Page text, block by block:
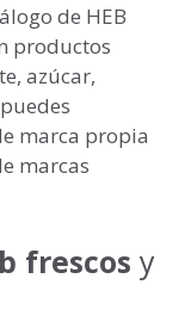
de HEB
productos
azúcar,
marca propia
marcas
frescos y